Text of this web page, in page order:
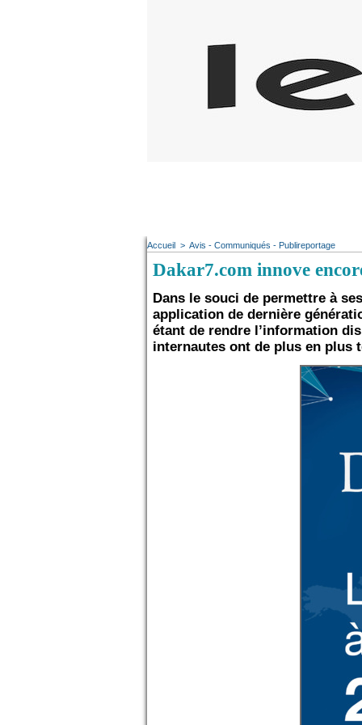
Accueil > Avis - Communiqués - Publireportage
Dakar7.com innove
Dans le souci de permettre à
application de dernière
étant de rendre l’information
internautes ont de plus en plus